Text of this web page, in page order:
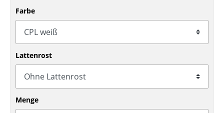
... alle Sitzmöbel
Esstische
Beistelltische
Couchtische
Farbe
Lattenrost
Menge